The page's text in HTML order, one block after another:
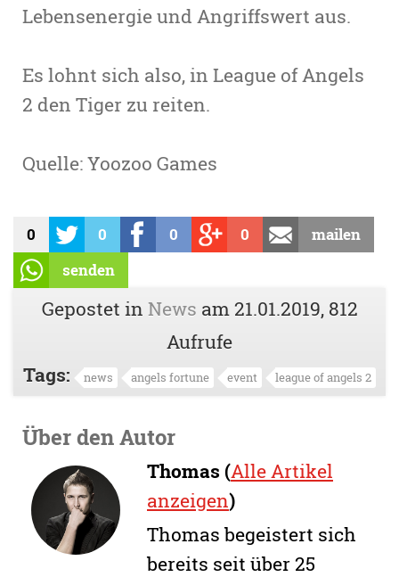
Lebensenergie und Angriffswert aus.
Es lohnt sich also, in League of Angels
2 den Tiger zu reiten.
Quelle: Yoozoo Games
0 0 0 0
mailen
senden
Gepostet in News am 21.01.2019, 812
Aufrufe
Tags:
news angels fortune event league of angels 2
Über den Autor
Thomas (Alle Artikel
anzeigen)
Thomas begeistert sich
bereits seit über 25